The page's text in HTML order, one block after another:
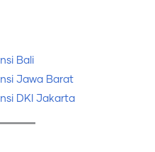
Bali
Jawa Barat
DKI Jakarta